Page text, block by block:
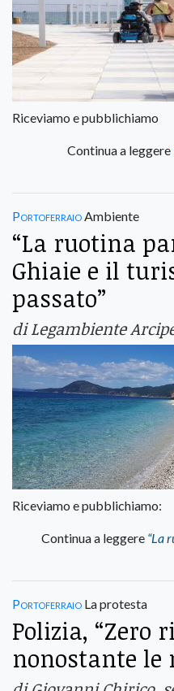
Riceviamo e pubblichiamo
Continua a leggere
PortoferraioAmbiente
“La ruotina
Ghiaie e il
passato”
di Legambiente
Riceviamo e pubblichiamo:
Continua a leggere “La
Portoferraio La protesta
Polizia, “Zero
nonostante le